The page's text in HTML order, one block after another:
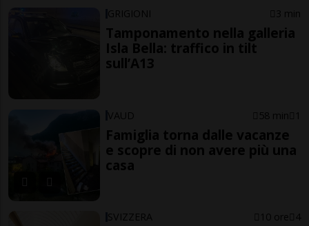
GRIGIONI 3 min
Tamponamento nella galleria
Isla Bella: traffico in tilt
sull’A13
VAUD 58 min 1
Famiglia torna dalle vacanze
e scopre di non avere più una
casa
SVIZZERA 10 ore 4